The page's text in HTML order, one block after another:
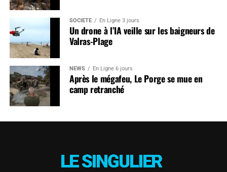
SOCIÉTÉ En Ligne 3 jours
Un drone à l’IA veille sur les baigneurs de
Valras-Plage
NEWS En Ligne 6 jours
Après le mégafeu, Le Porge se mue en
camp retranché